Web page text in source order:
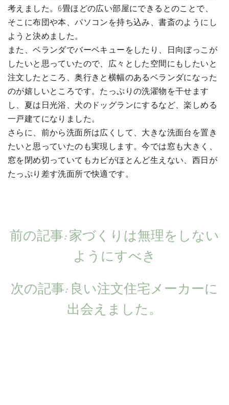
考えました。6畳ほどの広い部屋にできるとのことで、
そこに布団や本、パソコンを持ち込み、書斎のようにし
ようと決めました。
また、ベランダでバーベキューをしたり、日向ぼっこが
したいと思っていたので、広々とした空間にもしたいと
注文したところ、奥行きと横幅のあるベランダになった
のが嬉しいところです。たっぷりの洗濯物を干せます
し、夏は日光浴、犬のドッグランにするなど、楽しめる
一戸建てになりました。
さらに、前から洗面所は広くして、大きな洗面台を置き
たいと思っていたのも実現します。今では窓も大きく、
窓を閉め切っていてもカビがほとんど生えない、西日が
たっぷり差す洗面所で快適です。
投
ナ
ビ
前の記事:前
の
事:
家づくりは無理をしない
ようにすべき
次の記事: 次
の
良い注文住宅メーカーに
出会えました。